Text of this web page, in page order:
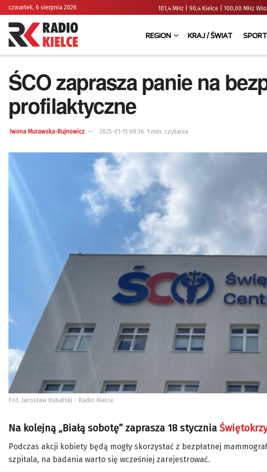
czwartek, 6 sierpnia 2026 101,4 MHz | 90,4 Kielce | 100,00 MHz
REGION KRAJ / ŚWIAT SPORT
ŚCO zaprasza panie na
profilaktyczne
Iwona Murawska-Bujnowicz 2025-01-15 08:36 1 min. czytania
Fot. Jarosław Kubalski - Radio Kielce
Na kolejną „Białą sobotę” zaprasza 18 stycznia
Podczas akcji kobiety będą mogły skorzystać z bezpłatnej
szpitala, na badania warto się wcześniej zarejestrować.